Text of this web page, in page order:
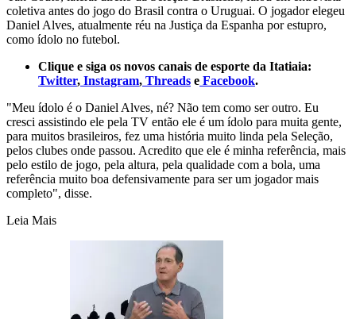
coletiva antes do jogo do Brasil contra o Uruguai. O jogador elegeu
Daniel Alves, atualmente réu na Justiça da Espanha por estupro,
como ídolo no futebol.
Clique e siga os novos canais de esporte da Itatiaia:
Twitter, Instagram, Threads e Facebook.
"Meu ídolo é o Daniel Alves, né? Não tem como ser outro. Eu
cresci assistindo ele pela TV então ele é um ídolo para muita gente,
para muitos brasileiros, fez uma história muito linda pela Seleção,
pelos clubes onde passou. Acredito que ele é minha referência, mais
pelo estilo de jogo, pela altura, pela qualidade com a bola, uma
referência muito boa defensivamente para ser um jogador mais
completo", disse.
Leia Mais